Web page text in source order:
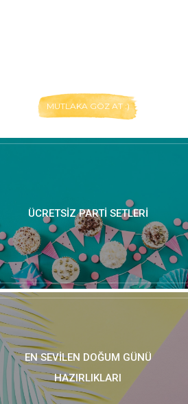
MUTLAKA GÖZ AT :)
ÜCRETSIZ PARTI SETLERI
EN SEVILEN DOĞUM GÜNÜ
HAZIRLIKLARI